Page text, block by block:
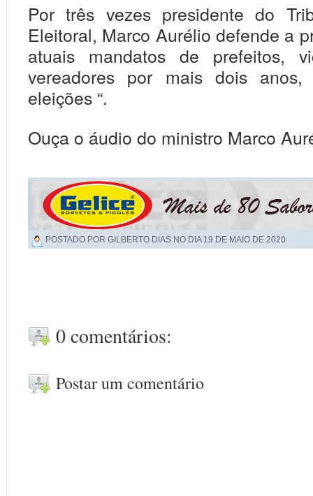
Por três vezes presidente do
Eleitoral, Marco Aurélio defende a
atuais mandatos de prefeitos,
vereadores por mais dois anos,
eleições “.
Ouça o áudio do ministro Marco
POSTADO POR GILBERTO DIAS NO DIA 19 DE MAIO DE 2020
0 comentários:
Postar um comentário